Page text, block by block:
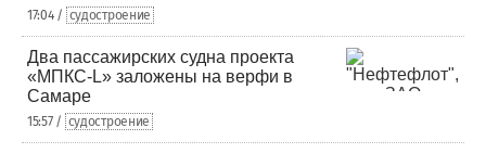
17:04 / судостроение
Два пассажирских судна проекта
«МПКС-L» заложены на верфи в
Самаре
15:57 / судостроение